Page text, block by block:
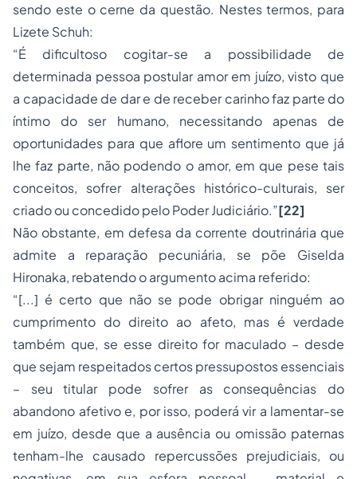
sendo este o cerne da questão. Nestes termos, para
Lizete Schuh:
“É dificultoso cogitar-se a possibilidade de
determinada pessoa postular amor em juízo, visto que
a capacidade de dar e de receber carinho faz parte do
íntimo do ser humano, necessitando apenas de
oportunidades para que aflore um sentimento que já
lhe faz parte, não podendo o amor, em que pese tais
conceitos, sofrer alterações histórico-culturais, ser
criado ou concedido pelo Poder Judiciário.”[22]
Não obstante, em defesa da corrente doutrinária que
admite a reparação pecuniária, se põe Giselda
Hironaka, rebatendo o argumento acima referido:
“[...] é certo que não se pode obrigar ninguém ao
cumprimento do direito ao afeto, mas é verdade
também que, se esse direito for maculado – desde
que sejam respeitados certos pressupostos essenciais
– seu titular pode sofrer as consequências do
abandono afetivo e, por isso, poderá vir a lamentar-se
em juízo, desde que a ausência ou omissão paternas
tenham-lhe causado repercussões prejudiciais, ou